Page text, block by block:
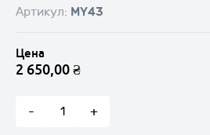
Артикул: MY43
Цена
2 650,00₴
товара
Разноцветная
- +